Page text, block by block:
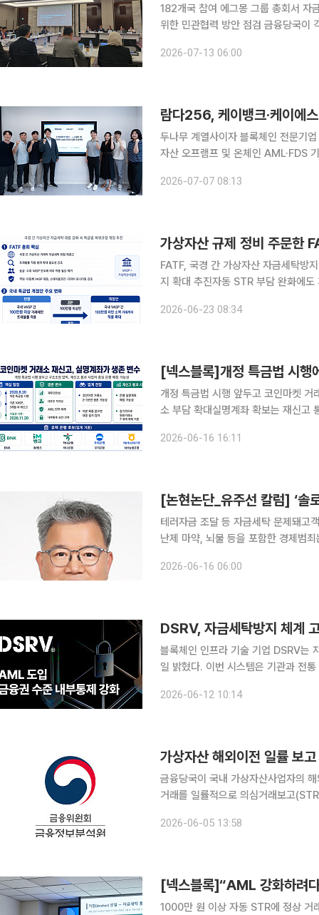
182개국 참여 에그몽 그룹 총회서 자
위한 민관협력 방안 점검 금융당국이 각국 금융정보분석기구가 참여하는 총회에 참석해 자금세탁방
2026-07-13 06:00
두나무 계열사이자 블록체인 전문기
자산 오프램프 및 온체인 AML·FDS
디지털 자산 결제 후 정산 자금을 원
2026-07-07 08:13
가상자산 규제 정비 주문한
FATF, 국경 간 가상자산 자금세탁방
지 확대 추진자동 STR 부담 완화에도 개인지갑·해외 연
법) 하위규정 개정을 통해 트래블룰
2026-06-23 08:34
개정 특금법 시행 앞두고 코인마켓
소 부담 확대실명계좌 확보는 재신고 통과 이후에
금융정보법이 8월 20일부터 시행될
2026-06-16 16:11
[논현논단_유주선 칼럼] ‘솔
테러자금 조달 등 자금세탁 문제돼고
난제 마약, 뇌물 등을 포함한 경제범죄는 건전한 사회발전과 금융, 경제 질서유지를 위협하는 반사
법적·제도적 장치가 바로 자금세탁방
2026-06-16 06:00
DSRV, 자금세탁방지 체계
블록체인 인프라 기술 기업 DSRV는
일 밝혔다. 이번 시스템은 기관과 전
게 연결되면서 기술력뿐 아니라 규제
2026-06-12 10:14
가상자산 해외이전 일률 보
금융당국이 국내 가상자산사업자의
거래를 일률적으로 의심거래보고
융정보분석원(FIU)은 전일 국내 주요
2026-06-05 13:58
[넥스블록]“AML 강화하려
1000만 원 이상 자동 STR에 정상 거